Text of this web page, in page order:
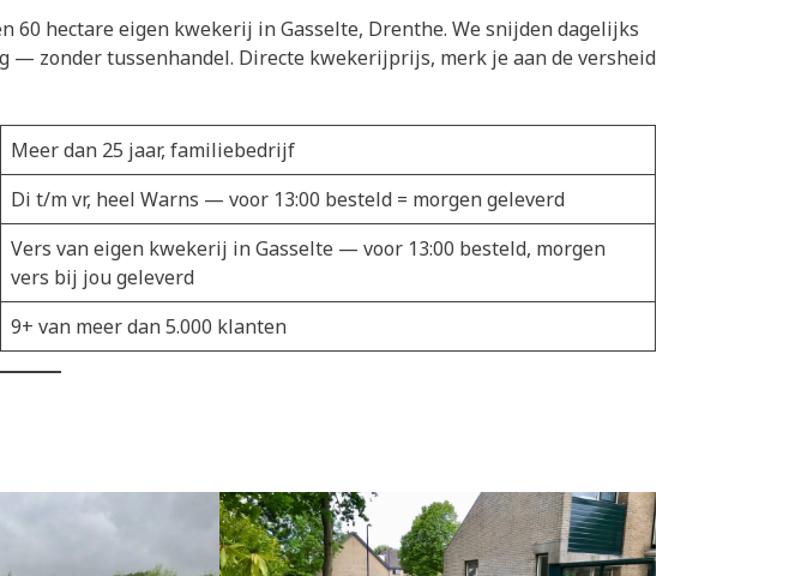
hectare eigen kwekerij in Gasselte, Drenthe. We snijden dagelijks
— zonder tussenhandel. Directe kwekerijprijs, merk je aan de versheid
Meer dan 25 jaar, familiebedrijf
Di t/m vr, heel Warns — voor 13:00 besteld = morgen geleverd
Vers van eigen kwekerij in Gasselte — voor 13:00 besteld, morgen
vers bij jou geleverd
9+ van meer dan 5.000 klanten